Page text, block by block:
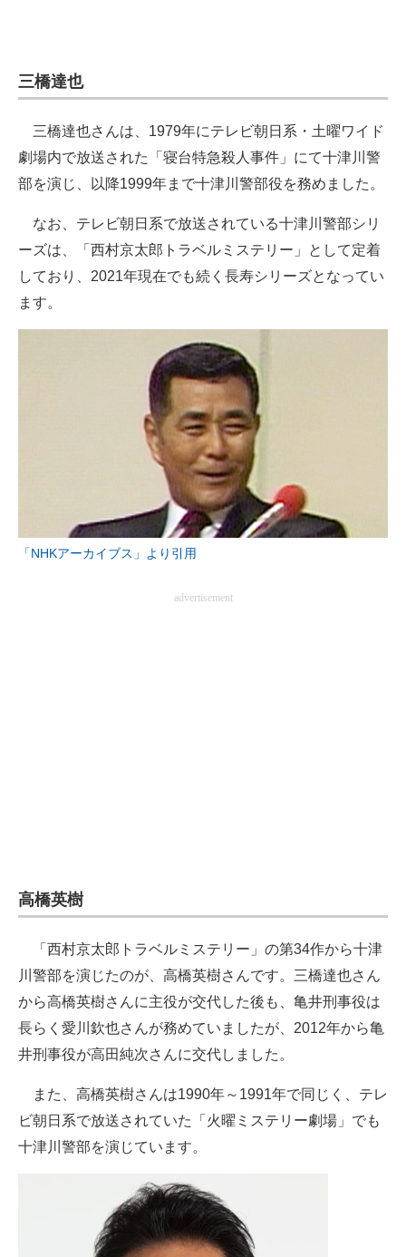
三橋達也
三橋達也さんは、1979年にテレビ朝日系・土曜ワイド
劇場内で放送された「寝台特急殺人事件」にて十津川警
部を演じ、以降1999年まで十津川警部役を務めました。
なお、テレビ朝日系で放送されている十津川警部シリ
ーズは、「西村京太郎トラベルミステリー」として定着
しており、2021年現在でも続く長寿シリーズとなってい
ます。
「NHKアーカイブス」より引用
advertisement
高橋英樹
「西村京太郎トラベルミステリー」の第34作から十津
川警部を演じたのが、高橋英樹さんです。三橋達也さん
から高橋英樹さんに主役が交代した後も、亀井刑事役は
長らく愛川欽也さんが務めていましたが、2012年から亀
井刑事役が高田純次さんに交代しました。
また、高橋英樹さんは1990年～1991年で同じく、テレ
ビ朝日系で放送されていた「火曜ミステリー劇場」でも
十津川警部を演じています。